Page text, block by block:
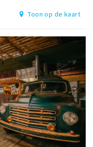
Toon op de kaart